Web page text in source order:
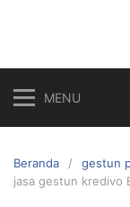
MENU
Beranda
gestun
jasa gestun kredivo